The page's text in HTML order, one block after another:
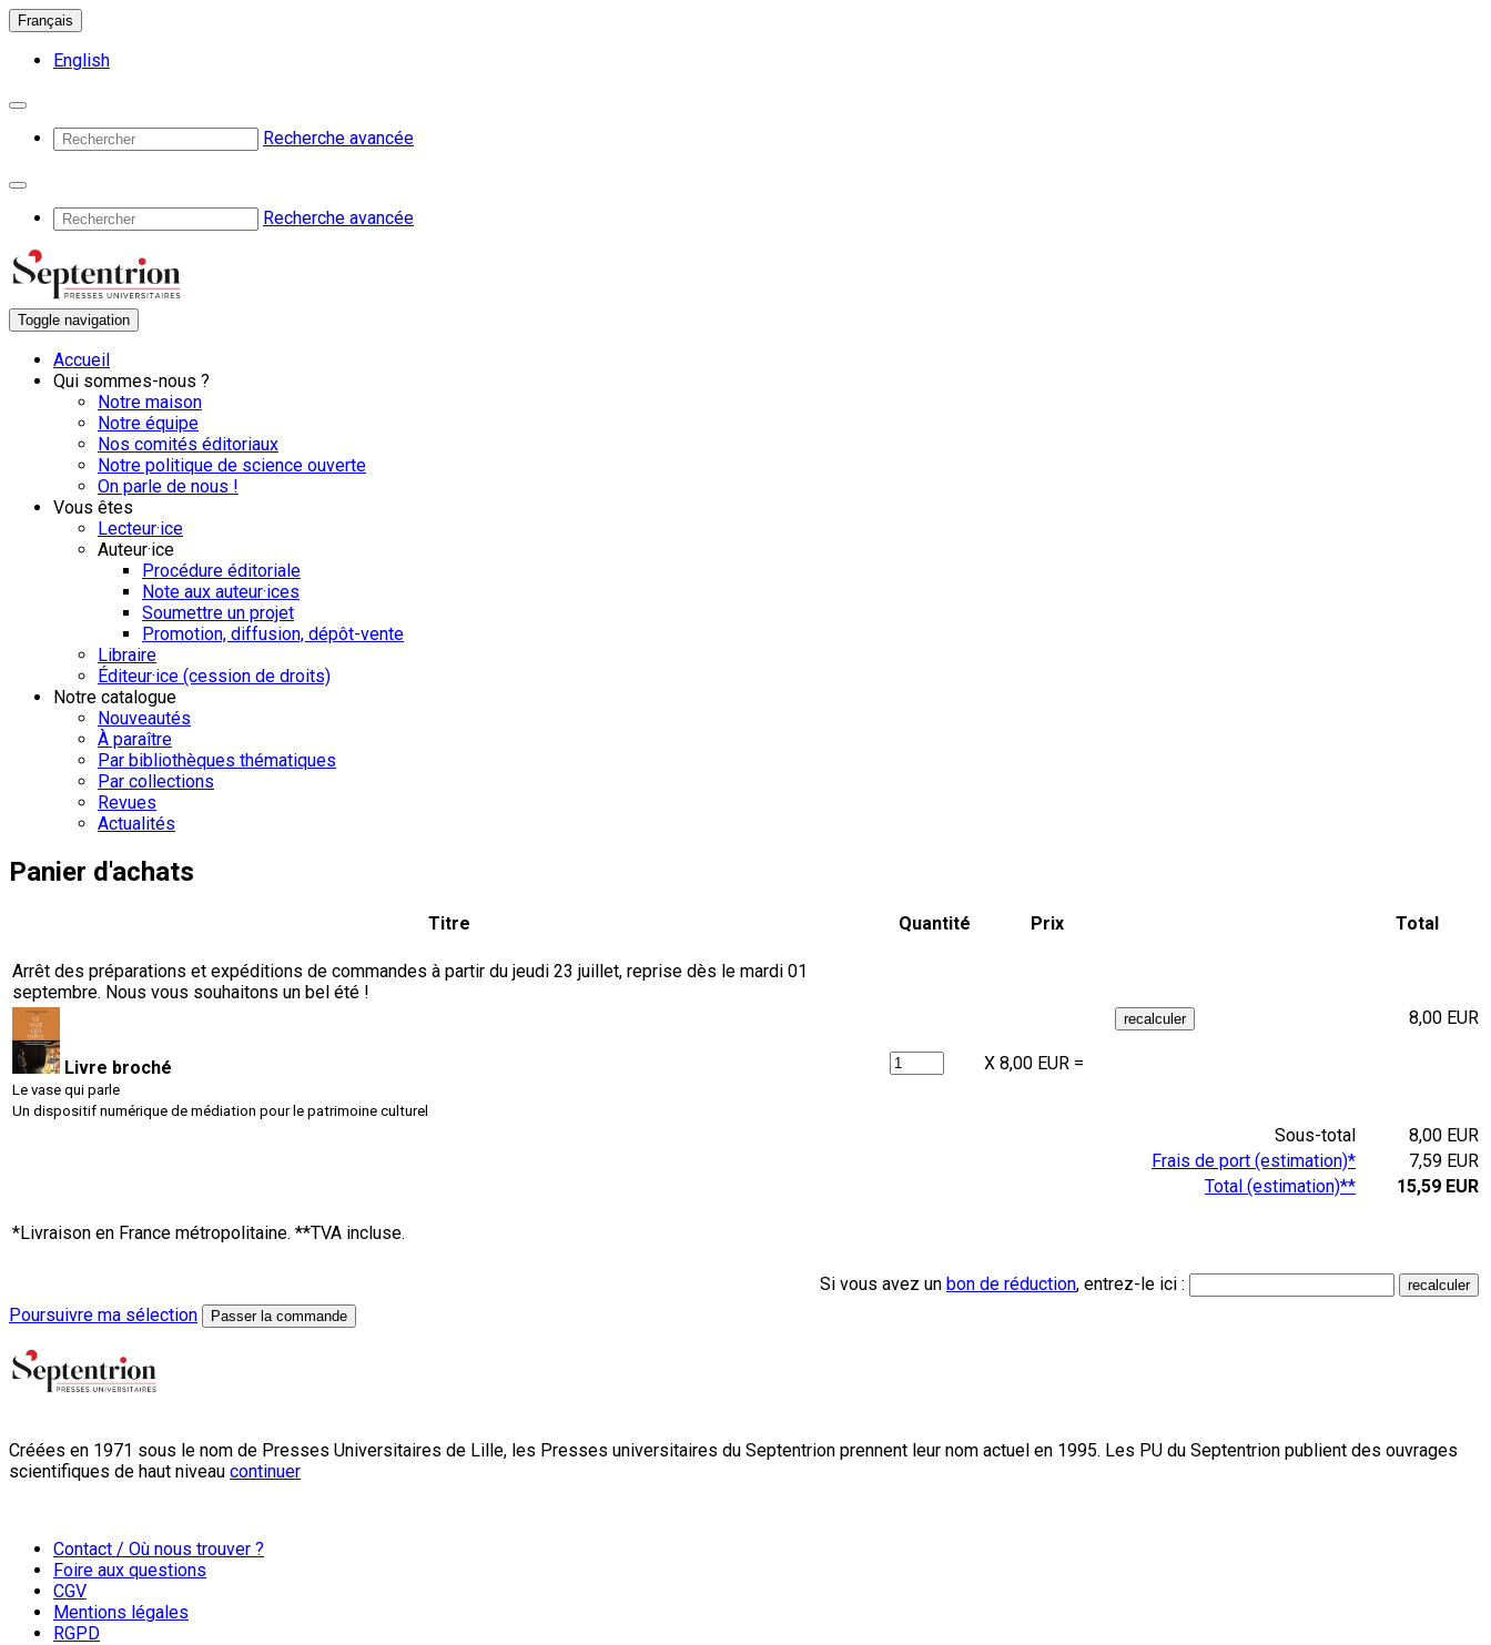
Français
English
Recherche avancée
Recherche avancée
Toggle navigation
Accueil
Qui sommes-nous ?
Notre maison
Notre équipe
Nos comités éditoriaux
Notre politique de science ouverte
On parle de nous !
Vous êtes
Lecteur·ice
Auteur·ice
Procédure éditoriale
Note aux auteur·ices
Soumettre un projet
Promotion, diffusion, dépôt-vente
Libraire
Éditeur·ice (cession de droits)
Notre catalogue
Nouveautés
À paraître
Par bibliothèques thématiques
Par collections
Revues
Actualités
Panier d'achats
Arrêt des préparations et expéditions de commandes à partir du jeudi 23 juillet, reprise dès le mardi 01
septembre. Nous vous souhaitons un bel été !
Titre Quantité Prix Total
Livre broché
Le vase qui parle
Un dispositif numérique de médiation pour le patrimoine culturel
X 8,00 EUR =
8,00 EUR
Sous-total
8,00 EUR
Frais de port (estimation)*
7,59 EUR
Total (estimation)**
15,59 EUR
*Livraison en France métropolitaine. **TVA incluse.
Si vous avez un bon de réduction, entrez-le ici :
Poursuivre ma sélection
Passer la commande
Créées en 1971 sous le nom de Presses Universitaires de Lille, les Presses universitaires du Septentrion prennent leur nom actuel en 1995. Les PU du Septentrion publient des ouvrages
scientifiques de haut niveau continuer
Contact / Où nous trouver ?
Foire aux questions
CGV
Mentions légales
RGPD